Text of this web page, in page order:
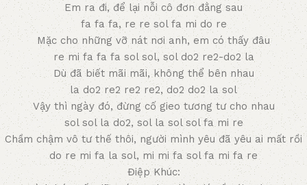
Em ra đi, để lại nỗi cô đơn đằng sau
fa fa fa, re re sol fa mi do re
Mặc cho những vỡ nát nơi anh, em có thấy đâu
re mi fa fa fa sol sol, sol do2 re2-do2 la
Dù đã biết mãi mãi, không thể bên nhau
la do2 re2 re2 re2, do2 do2 la sol
Vậy thì ngày đó, đừng cố gieo tương tư cho nhau
sol sol la do2, sol la sol sol fa mi re
Chầm chậm vô tư thế thôi, người mình yêu đã yêu ai mất rồi
do re mi fa la sol, mi mi fa sol fa mi fa re
Điệp Khúc: